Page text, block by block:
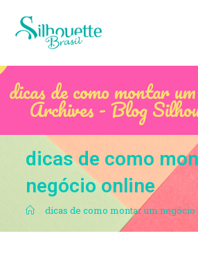
dicas de como montar
Archives - Blog
dicas de como
negócio online
. dicas de como montar um negócio